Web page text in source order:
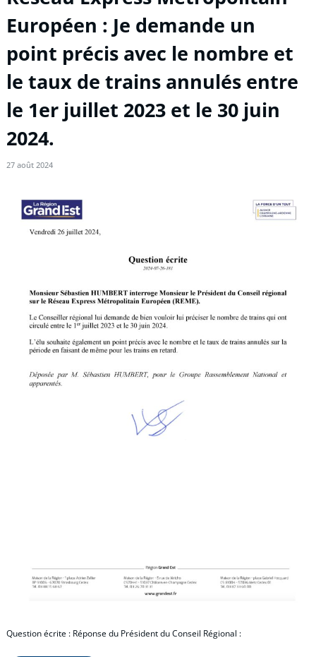
Européen : Je demande un
point précis avec le nombre et
le taux de trains annulés entre
le 1er juillet 2023 et le 30 juin
2024.
27 août 2024
Question écrite : Réponse du Président du Conseil Régional :